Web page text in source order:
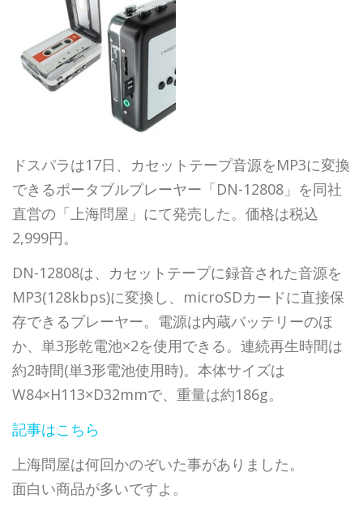
ドスパラは17日、カセットテープ音源をMP3に変換
できるポータブルプレーヤー「DN-12808」を同社
直営の「上海問屋」にて発売した。価格は税込
2,999円。
DN-12808は、カセットテープに録音された音源を
MP3(128kbps)に変換し、microSDカードに直接保
存できるプレーヤー。電源は内蔵バッテリーのほ
か、単3形乾電池×2を使用できる。連続再生時間は
約2時間(単3形電池使用時)。本体サイズは
W84×H113×D32mmで、重量は約186g。
記事はこちら
上海問屋は何回かのぞいた事がありました。
面白い商品が多いですよ。